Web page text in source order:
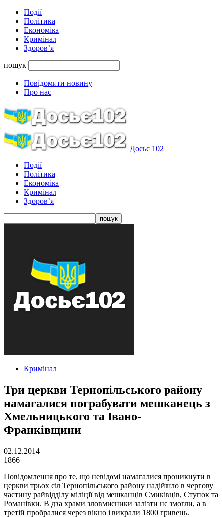
Події
Політика
Економіка
Кримінал
Здоров’я
пошук
Повідомити новину
Про нас
Досьє 102
Події
Політика
Економіка
Кримінал
Здоров’я
Кримінал
Три церкви Тернопільського району
намагалися пограбувати мешканець з
Хмельницького та Івано-
Франківщини
02.12.2014
1866
Повідомлення про те, що невідомі намагалися проникнути в
церкви трьох сіл Тернопільського району надійшло в чергову
частину райвідділу міліції від мешканців Смиківців, Ступок та
Романівки. В два храми зловмисники залізти не змогли, а в
третій пробралися через вікно і викрали 1800 гривень.